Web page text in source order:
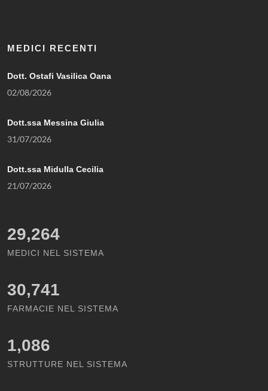
MEDICI RECENTI
Dott. Ostafi Vasilica Oana
02/08/2026
Dott.ssa Messina Giulia
31/07/2026
Dott.ssa Midulla Cecilia
21/07/2026
29,264
MEDICI NEL SISTEMA
30,741
FARMACIE NEL SISTEMA
1,086
STRUTTURE NEL SISTEMA